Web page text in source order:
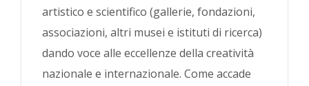
artistico e scientifico (gallerie, fondazioni,
associazioni, altri musei e istituti di ricerca)
dando voce alle eccellenze della creatività
nazionale e internazionale. Come accade